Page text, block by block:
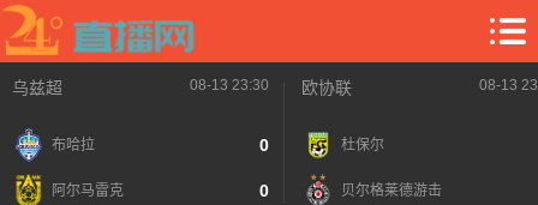
乌兹超 08-13 23:30
布哈拉 0
阿尔马雷克 0
欧协联 08-13
杜保尔
贝尔格莱德游击